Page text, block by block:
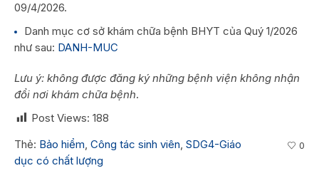
09/4/2026.
Danh mục cơ sở khám chữa bệnh BHYT của Quý 1/2026
như sau: DANH-MUC
Lưu ý: không được đăng ký những bệnh viện không nhận
đổi nơi khám chữa bệnh.
Post Views: 188
Thẻ: Bảo hiểm, Công tác sinh viên, SDG4-Giáo
dục có chất lượng
0